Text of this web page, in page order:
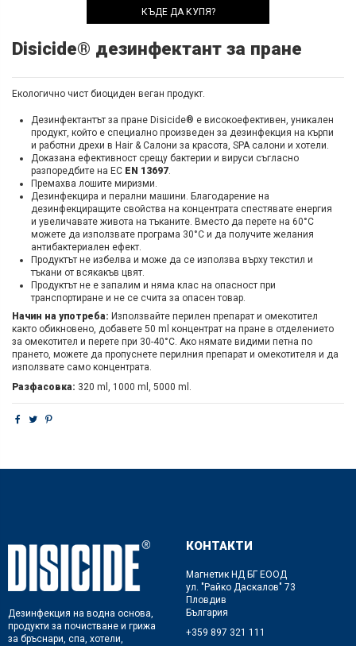
КЪДЕ ДА КУПЯ?
Disicide® дезинфектант за пране
Екологично чист биоциден веган продукт.
Дезинфектантът за пране Disicide® е високоефективен, уникален
продукт, който е специално произведен за дезинфекция на кърпи
и работни дрехи в Hair & Салони за красота, SPA салони и хотели.
Доказана ефективност срещу бактерии и вируси съгласно
разпоредбите на ЕС EN 13697
Премахва лошите миризми.
Дезинфекцира и перални машини. Благодарение на
дезинфекциращите свойства на концентрата спестявате енергия
и увеличавате живота на тъканите. Вместо да перете на 60°C
можете да използвате програма 30°C и да получите желания
антибактериален ефект.
Продуктът не избелва и може да се използва върху текстил и
тъкани от всякакъв цвят.
Продуктът не е запалим и няма клас на опасност при
транспортиране и не се счита за опасен товар.
Начин на употреба: Използвайте перилен препарат и омекотител
както обикновено, добавете 50 ml концентрат на пране в отделението
за омекотител и перете при 30-40°C. Ако нямате видими петна по
прането, можете да пропуснете перилния препарат и омекотителя и да
използвате само концентрата.
Разфасовка: 320 ml, 1000 ml, 5000 ml.
Дезинфекция на водна основа,
продукти за почистване и грижа
за бръснари, спа, хотели,
КОНТАКТИ
Магнетик НД БГ ЕООД
ул. "Райко Даскалов" 73
Пловдив
България
+359 897 321 111